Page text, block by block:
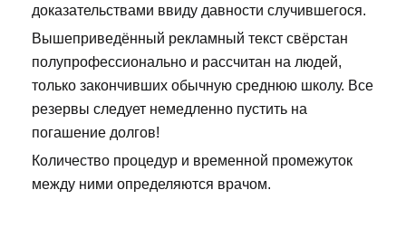
доказательствами ввиду давности случившегося.
Вышеприведённый рекламный текст свёрстан
полупрофессионально и рассчитан на людей,
только закончивших обычную среднюю школу. Все
резервы следует немедленно пустить на
погашение долгов!
Количество процедур и временной промежуток
между ними определяются врачом.